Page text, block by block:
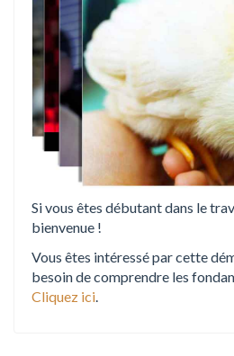
Si vous êtes débutant dans le
bienvenue !
Vous êtes intéressé par cette
besoin de comprendre les
Cliquez ici